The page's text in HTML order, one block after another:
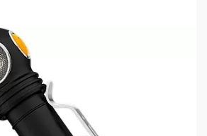
ухода за оружием
и ЗИП